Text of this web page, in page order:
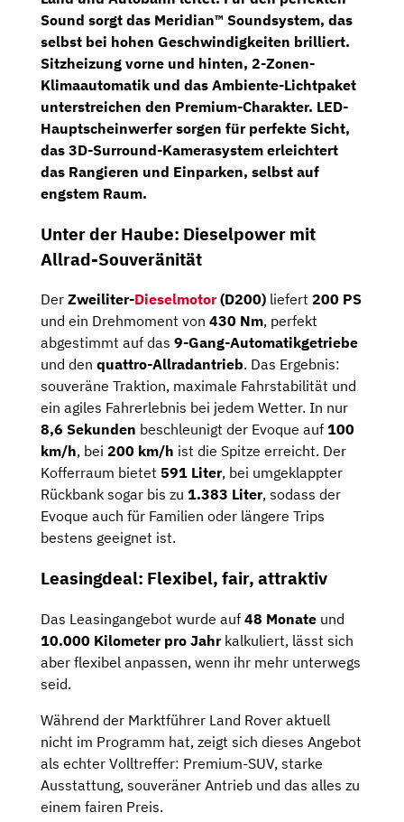
Sound sorgt das Meridian™ Soundsystem, das
selbst bei hohen Geschwindigkeiten brilliert.
Sitzheizung vorne und hinten, 2-Zonen-
Klimaautomatik und das Ambiente-Lichtpaket
unterstreichen den Premium-Charakter. LED-
Hauptscheinwerfersorgen für perfekte Sicht,
das 3D-Surround-Kamerasystem erleichtert
das Rangieren und Einparken, selbst auf
engstem Raum.
Unter der Haube: Dieselpower mit
Allrad-Souveränität
Der Zweiliter-Dieselmotor(D200) liefert 200 PS
und ein Drehmoment von 430 Nm, perfekt
abgestimmt auf das 9-Gang-Automatikgetriebe
und den quattro-Allradantrieb. Das Ergebnis:
souveräne Traktion, maximale Fahrstabilität und
ein agiles Fahrerlebnis bei jedem Wetter. In nur
8,6 Sekunden beschleunigt der Evoque auf 100
km/h, bei 200 km/h ist die Spitze erreicht. Der
Kofferraum bietet 591 Liter, bei umgeklappter
Rückbank sogar bis zu 1.383 Liter, sodass der
Evoque auch für Familien oder längere Trips
bestens geeignet ist.
Leasingdeal: Flexibel, fair, attraktiv
Das Leasingangebot wurde auf 48 Monate und
10.000 Kilometer pro Jahrkalkuliert, lässt sich
aber flexibel anpassen, wenn ihr mehr unterwegs
seid.
Während der Marktführer Land Rover aktuell
nicht im Programm hat, zeigt sich dieses Angebot
als echter Volltreffer: Premium-SUV, starke
Ausstattung, souveräner Antrieb und das alles zu
einem fairen Preis.